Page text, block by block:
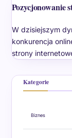
Pozycjonowanie
W dzisiejszym
konkurencja
strony
Kategorie
Biznes